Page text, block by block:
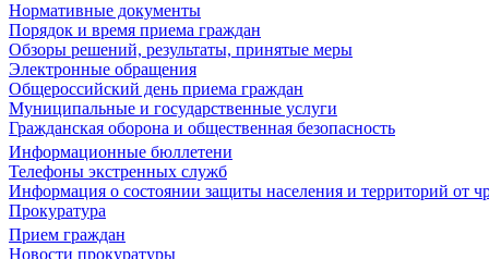
Нормативные документы
Порядок и время приема граждан
Обзоры решений, результаты, принятые меры
Электронные обращения
Общероссийский день приема граждан
Муниципальные и государственные услуги
Гражданская оборона и общественная безопасность
Информационные бюллетени
Телефоны экстренных служб
Информация о состоянии защиты населения и территорий от
Прокуратура
Прием граждан
Новости прокуратуры